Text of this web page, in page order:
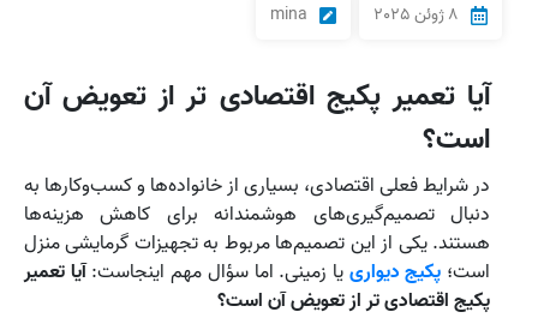
8 ژوئن 2025
mina
آیا تعمیر پکیج اقتصادی‌ تر از تعویض آن
است؟
در شرایط فعلی اقتصادی، بسیاری از خانواده‌ها و کسب‌وکارها به
دنبال تصمیم‌گیری‌های هوشمندانه برای کاهش هزینه‌ها
هستند. یکی از این تصمیم‌ها مربوط به تجهیزات گرمایشی منزل
است؛ پکیج دیوارییا زمینی. اما سؤال مهم اینجاست:آیا تعمیر
پکیج اقتصادی‌ تر از تعویض آن است؟